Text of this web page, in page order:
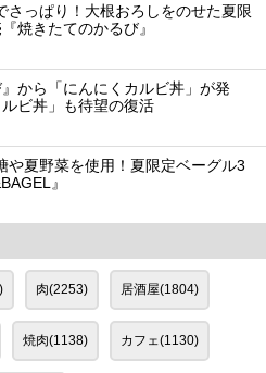
さっぱり！大根おろしをのせた夏限
焼きたてのかるび』
』から「にんにくカルビ丼」が発
ビ丼」も待望の復活
や夏野菜を使用！夏限定ベーグル3
』
肉(2253) 居酒屋(1804)
焼肉(1138) カフェ(1130)